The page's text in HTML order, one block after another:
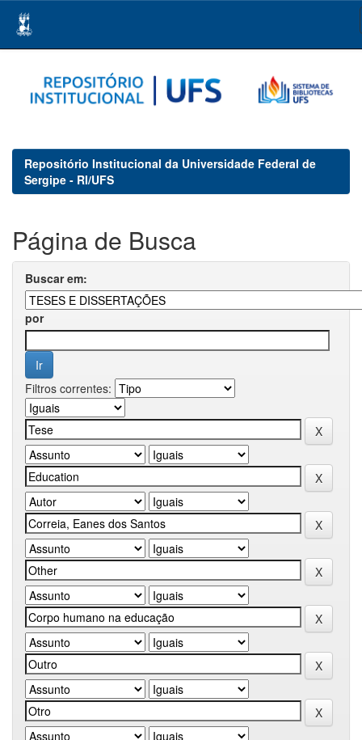
navigation
Repositório Institucional da Universidade Federal de
Sergipe - RI/UFS
Página de Busca
Buscar em:
por
Filtros correntes: